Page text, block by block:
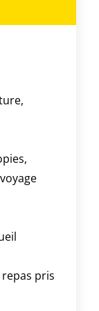
pris